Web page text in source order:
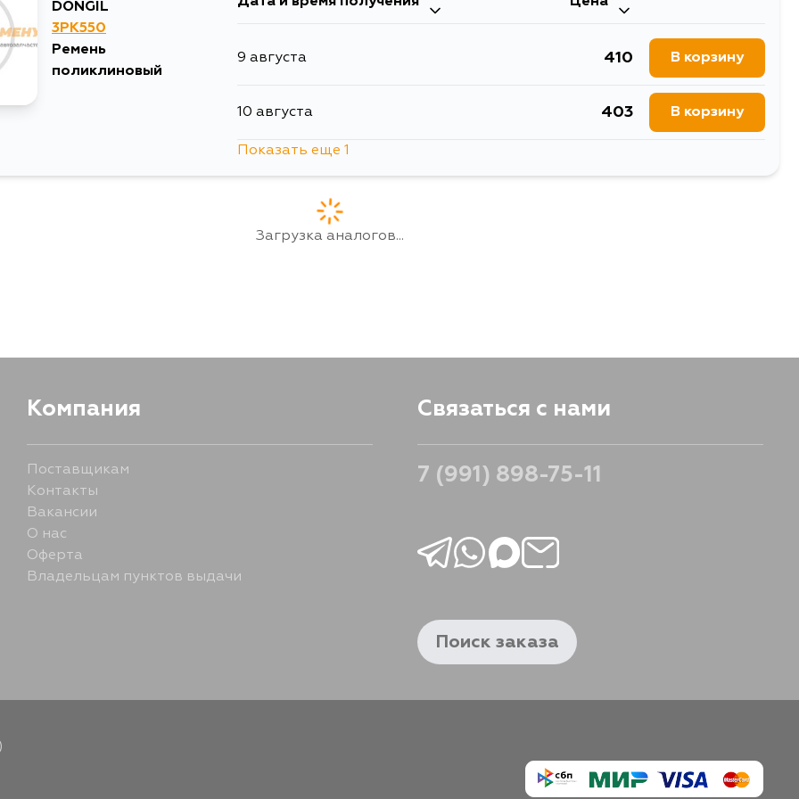
DONGIL
3PK550
Ремень
поликлиновый
9 августа 410 В корзину
10 августа 403 В корзину
Показать еще 1
Загрузка аналогов...
Компания
Поставщикам
Контакты
Вакансии
О нас
Оферта
Владельцам пунктов выдачи
Связаться с нами
7 (991) 898-75-11
Поиск заказа